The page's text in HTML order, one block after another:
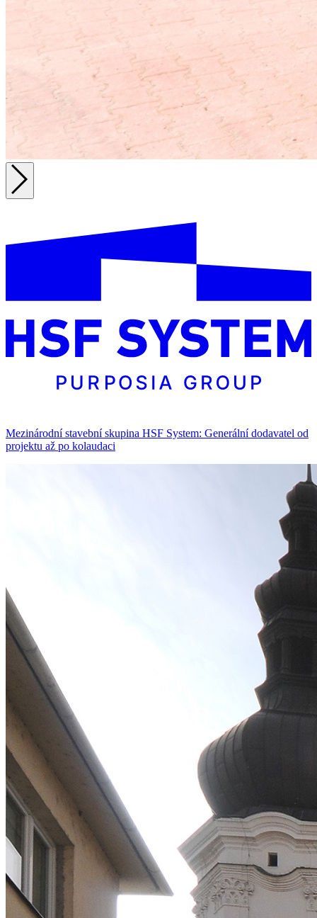
Mezinárodní stavební skupina HSF System: Generální dodavatel od
projektu až po kolaudaci